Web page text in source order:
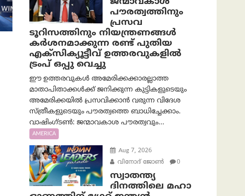
പൗരത്വത്തിനും
പ്രസവ
ടൂറിസത്തിനും നിയന്ത്രണങ്ങൾ
കർശനമാക്കുന്ന രണ്ട് പുതിയ
എക്സിക്യൂട്ടീവ് ഉത്തരവുകളിൽ
ട്രംപ് ഒപ്പു വെച്ചു
ഈ ഉത്തരവുകൾ അമേരിക്കക്കാരല്ലാത്ത
മാതാപിതാക്കൾക്ക് ജനിക്കുന്ന കുട്ടികളുടെയും
അമേരിക്കയിൽ പ്രസവിക്കാൻ വരുന്ന വിദേശ
സ്ത്രീകളുടെയും പൗരത്വത്തെ ബാധിച്ചേക്കാം.
വാഷിംഗ്ടണ്‍: ജന്മാവകാശ പൗരത്വവും...
AMERICA
Aug 7, 2026
വിനോദ് ജോൺ
0
സ്വാതന്ത്യ
ദിനത്തിലെ മഹാ